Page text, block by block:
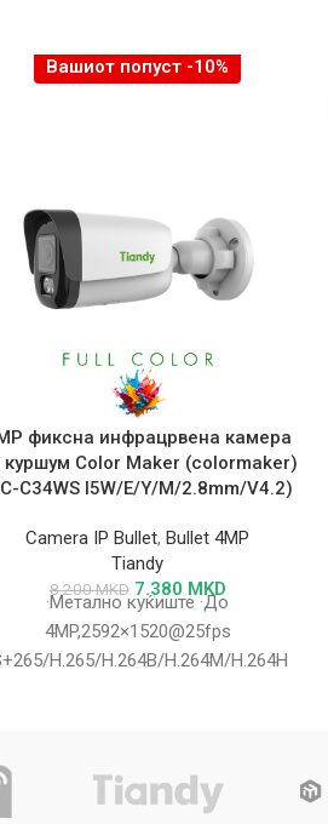
Вашиот попуст -10%
фиксна инфрацрвена камера
куршум Color Maker (colormaker)
C34WS I5W/E/Y/M/2.8mm/V4.2)
Camera IP Bullet, Bullet 4MP
Tiandy
8.200MKD 7.380 MKD
·Метално куќиште ·До
4MP,2592×1520@25fps
H.265/H.264B/H.264M/H.264H
microSD/microSDHC/microSDXC
картичка,до 512GB